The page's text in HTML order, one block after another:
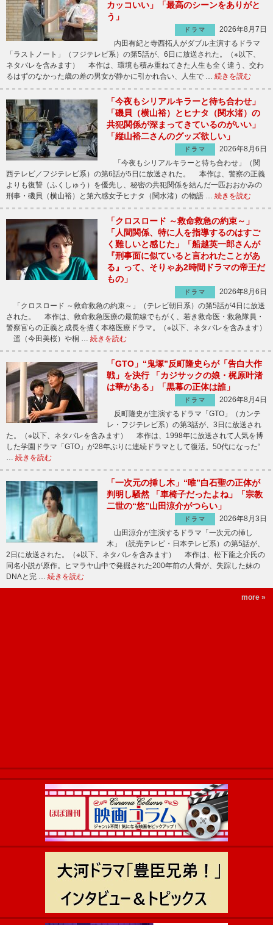
カッコいい」「最高のシーンをありがと
う」
ドラマ
2026年8月7日
内田有紀と寺西拓人がダブル主演するドラマ
「ラストノート」（フジテレビ系）の第5話が、6日に放送された。（※以下、
ネタバレを含みます） 本作は、環境も積み重ねてきた人生も全く違う、交わ
るはずのなかった歳の差の男女が静かに引かれ合い、人生で … 続きを読む
「今夜もシリアルキラーと待ち合わせ」
「磯貝（横山裕）とヒナタ（関水渚）の
共犯関係が深まってきているのがいい」
「縦山裕二さんのグッズ欲しい」
ドラマ
2026年8月6日
「今夜もシリアルキラーと待ち合わせ」（関
西テレビ／フジテレビ系）の第6話が5日に放送された。 本作は、警察の正義
よりも復讐（ふくしゅう）を優先し、秘密の共犯関係を結んだ一匹おおかみの
刑事・磯貝（横山裕）と第六感女子ヒナタ（関水渚）の物語 … 続きを読む
「クロスロード ～救命救急の約束～」
「人間関係、特に人を指導するのはすご
く難しいと感じた」「船越英一郎さんが
『刑事面に似ていると言われたことがあ
る』って、そりゃあ2時間ドラマの帝王だ
もの」
ドラマ
2026年8月6日
「クロスロード ～救命救急の約束～」（テレビ朝日系）の第5話が4日に放送
された。 本作は、救命救急医療の最前線でもがく、若き救命医・救急隊員・
警察官らの正義と成長を描く本格医療ドラマ。（※以下、ネタバレを含みます）
遥（今田美桜）や桐 … 続きを読む
「GTO」“鬼塚”反町隆史らが「告白大作
戦」を決行 「カジサックの娘・梶原叶渚
は華がある」「黒幕の正体は誰」
ドラマ
2026年8月4日
反町隆史が主演するドラマ「GTO」（カンテ
レ・フジテレビ系）の第3話が、3日に放送され
た。（※以下、ネタバレを含みます） 本作は、1998年に放送されて人気を博
した学園ドラマ「GTO」が28年ぶりに連続ドラマとして復活。50代になった“
続きを読む
「一次元の挿し木」“唯”白石聖の正体が
判明し騒然 「車椅子だったよね」「宗教
二世の“悠”山田涼介がつらい」
ドラマ
2026年8月3日
山田涼介が主演するドラマ「一次元の挿し
木」（読売テレビ・日本テレビ系）の第5話が、
2日に放送された。（※以下、ネタバレを含みます） 本作は、松下龍之介氏の
同名小説が原作。ヒマラヤ山中で発掘された200年前の人骨が、失踪した妹の
DNAと完 … 続きを読む
more »